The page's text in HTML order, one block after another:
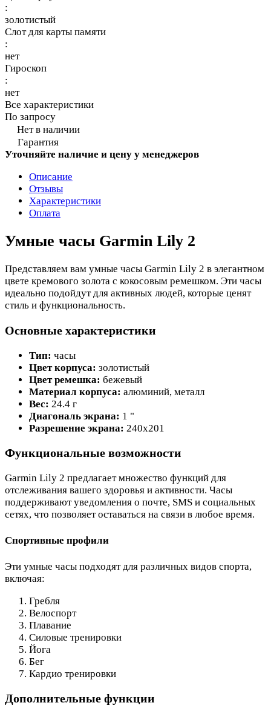
:
золотистый
Слот для карты памяти
:
нет
Гироскоп
:
нет
Все характеристики
По запросу
Нет в наличии
Гарантия
Уточняйте наличие и цену у менеджеров
Описание
Отзывы
Характеристики
Оплата
Умные часы Garmin Lily 2
Представляем вам умные часы Garmin Lily 2 в элегантном
цвете кремового золота с кокосовым ремешком. Эти часы
идеально подойдут для активных людей, которые ценят
стиль и функциональность.
Основные характеристики
Тип: часы
Цвет корпуса: золотистый
Цвет ремешка: бежевый
Материал корпуса: алюминий, металл
Вес: 24.4 г
Диагональ экрана: 1 "
Разрешение экрана: 240x201
Функциональные возможности
Garmin Lily 2 предлагает множество функций для
отслеживания вашего здоровья и активности. Часы
поддерживают уведомления о почте, SMS и социальных
сетях, что позволяет оставаться на связи в любое время.
Спортивные профили
Эти умные часы подходят для различных видов спорта,
включая:
Гребля
Велоспорт
Плавание
Силовые тренировки
Йога
Бег
Кардио тренировки
Дополнительные функции